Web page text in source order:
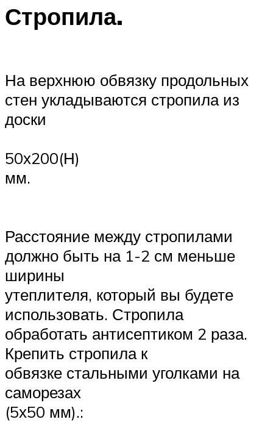
Стропила.
На верхнюю обвязку продольных
стен укладываются стропила из
доски
50х200(Н)
мм.
Расстояние между стропилами
должно быть на 1-2 см меньше
ширины
утеплителя, который вы будете
использовать. Стропила
обработать антисептиком 2 раза.
Крепить стропила к
обвязке стальными уголками на
саморезах
(5х50 мм).: